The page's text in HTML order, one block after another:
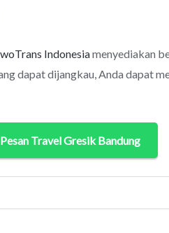
Indonesiamenyediakan
dapat dijangkau, Anda dapat
Pesan Travel Gresik Bandung